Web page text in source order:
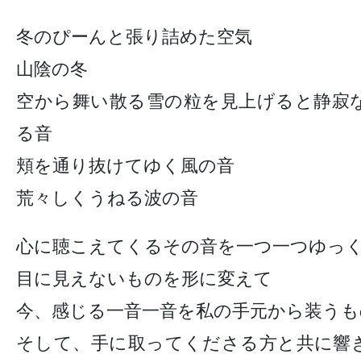
冬のぴーんと張り詰めた空気
山陰の冬
空から舞い散る雪の粒を見上げると静寂
る音
頬を通り抜けてゆく風の音
荒々しくうねる波の音
心に聴こえてくるその音を一つ一つゆっ
目に見えないものを形に変えて
今、感じる一音一音を私の手元から装う
そして、手に取ってくださる方と共に響